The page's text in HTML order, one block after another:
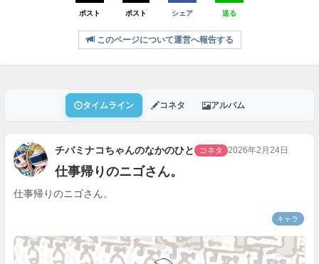
ポスト ポスト シェア 送る
このページについて運営へ報告する
タイムライン コネタ アルバム